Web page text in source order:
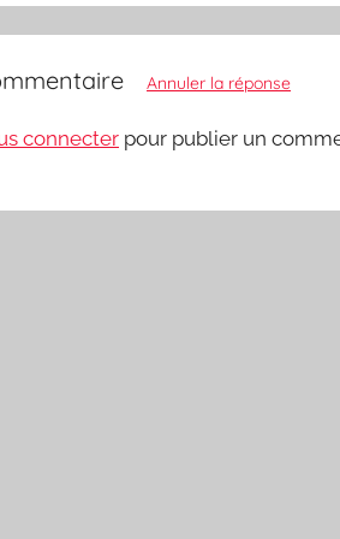
Annuler la réponse
connecter pour publier un